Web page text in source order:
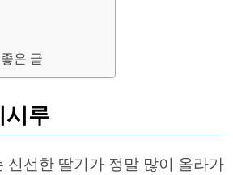
은 글
시루
신선한 딸기가 정말 많이 올라가